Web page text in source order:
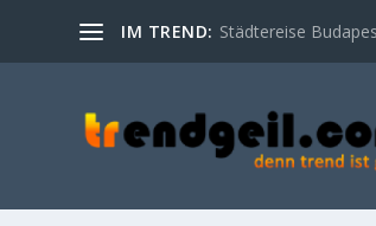
IM TREND: Städtereise